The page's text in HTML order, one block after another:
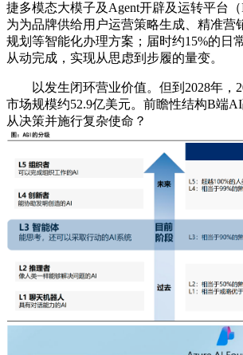
捷多模态大模子及Agent开辟及运转平台
为为品牌供给用户运营策略生成、精准营
规划等智能化办理方案；届时约15%的日
从动完成，实现从思虑到步履的量变。
以发生闭环营业价值。但到2028年，
市场规模约52.9亿美元。前瞻性结构B端
从决策并施行复杂使命？